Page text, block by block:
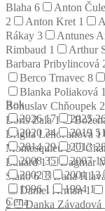
Blaha 6 Anton
2
Anton Kret 1
Rákay 3 Antunes
Rimbaud 1 Arthur
Barbara Pribylincová
Berco Trnavec 8
Blanka Poliaková 1
Bohuslav Chňoupek 2
Boris Zala1
Brigita Lehoťanová 1
Montesquieu2
Eduard1 Dagmar
Stano6 Dana
Daniel Krman1
2
Danka Závadová
Rok
202617 2025
2020 34 2019
201429 2013
200835 2007
20028 200113
19961 19941
Cena